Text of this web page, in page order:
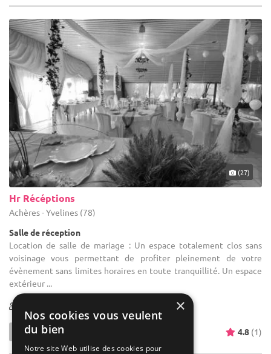
(27)
Hr Récéptions
Achères - Yvelines (78)
Salle de réception
Location de salle de mariage : Un espace totalement clos sans
voisinage vous permettant de profiter pleinement de votre
évènement sans limites horaires en toute tranquillité. Un espace
extérieur ...
4.8 (1)
×
Nos cookies vous veulent
du bien
Notre site Web utilise des cookies pour